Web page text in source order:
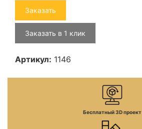
Заказать
Заказать в 1 клик
Артикул: 1146
Бесплатный 3D проект